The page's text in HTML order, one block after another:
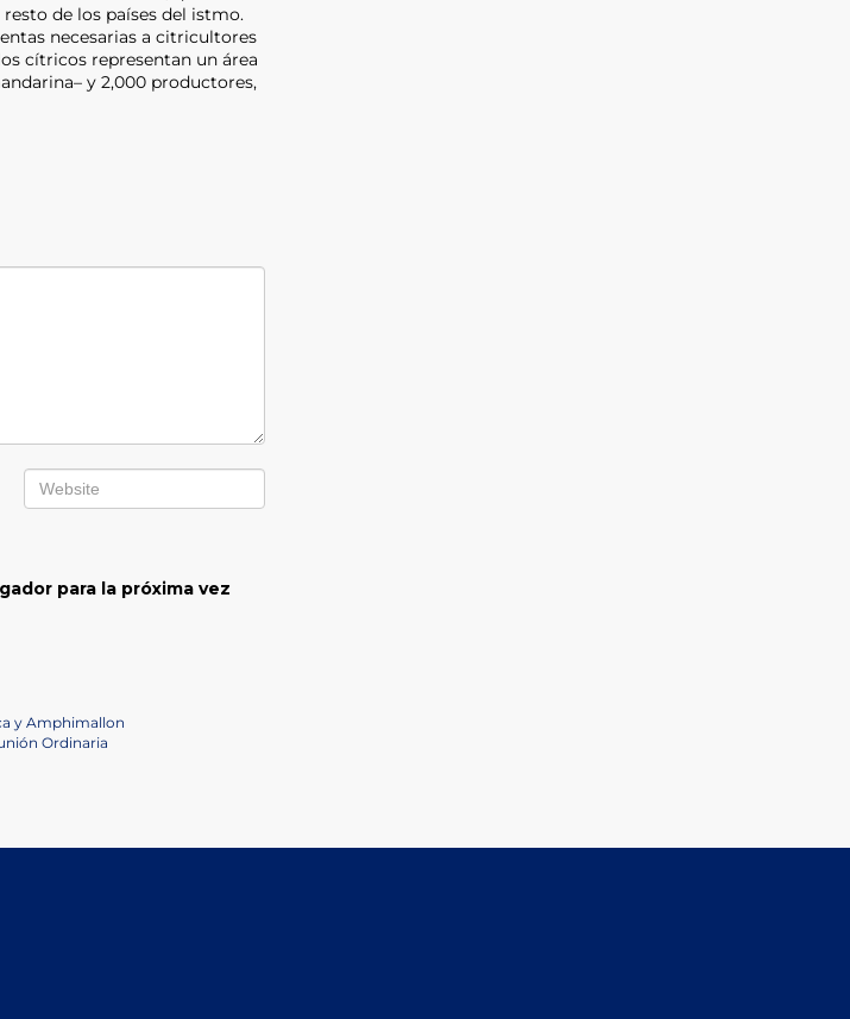
de los países del istmo.
necesarias a citricultores
cítricos representan un área
y 2,000 productores,
para la próxima vez
y Amphimallon
Ordinaria